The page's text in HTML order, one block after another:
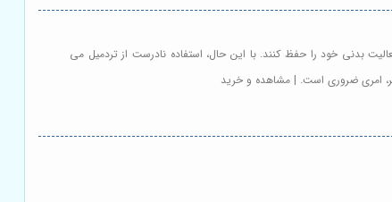
بدنی خود را حفظ کنند. با این حال، استفاده نادرست از تردمیل می
امری ضروری است. | مشاهده و خرید